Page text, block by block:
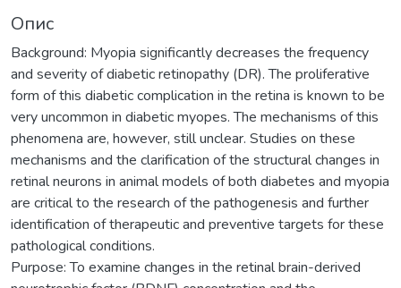
Опис
Background: Myopia significantly decreases the frequency
and severity of diabetic retinopathy (DR). The proliferative
form of this diabetic complication in the retina is known to be
very uncommon in diabetic myopes. The mechanisms of this
phenomena are, however, still unclear. Studies on these
mechanisms and the clarification of the structural changes in
retinal neurons in animal models of both diabetes and myopia
are critical to the research of the pathogenesis and further
identification of therapeutic and preventive targets for these
pathological conditions.
Purpose: To examine changes in the retinal brain-derived